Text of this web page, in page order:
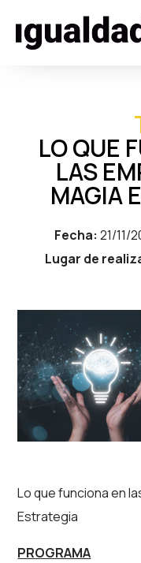
LO QUE
LAS
MAGIA
Fecha: 21/11/
Lugar de
Lo que funciona en
Estrategia
PROGRAMA